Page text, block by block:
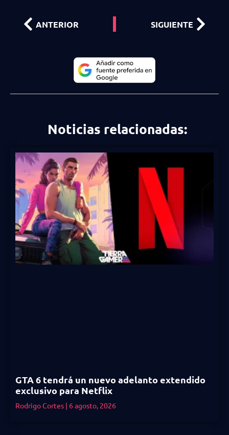
ANTERIOR SIGUIENTE
Noticias relacionadas:
GTA 6 tendrá un nuevo adelanto extendido
exclusivo para Netflix
Rodrigo Cortes 6 agosto, 2026